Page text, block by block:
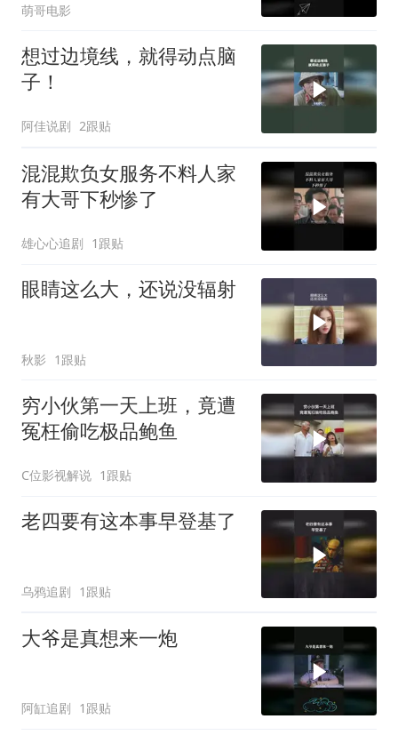
萌哥电影
想过边境线，就得动点脑
子！
阿佳说剧 2跟贴
混混欺负女服务不料人家
有大哥下秒惨了
雄心心追剧 1跟贴
眼睛这么大，还说没辐射
秋影 1跟贴
穷小伙第一天上班，竟遭
冤枉偷吃极品鲍鱼
C位影视解说 1跟贴
老四要有这本事早登基了
乌鸦追剧 1跟贴
大爷是真想来一炮
阿缸追剧 1跟贴